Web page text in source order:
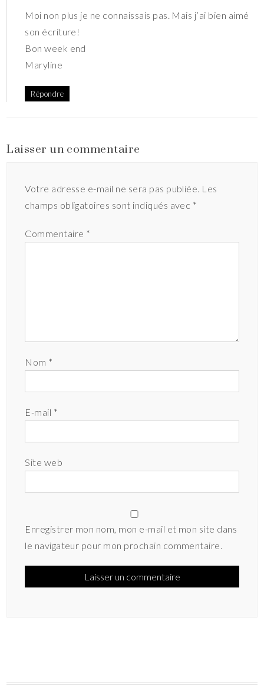
Moi non plus je ne connaissais pas. Mais j’ai bien aimé
son écriture!
Bon week end
Maryline
Répondre
Laisser un commentaire
Votre adresse e-mail ne sera pas publiée. Les
champs obligatoires sont indiqués avec *
Commentaire *
Nom *
E-mail *
Site web
Enregistrer mon nom, mon e-mail et mon site dans
le navigateur pour mon prochain commentaire.